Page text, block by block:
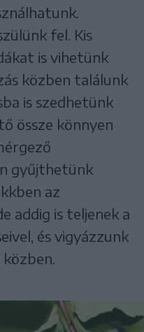
fel. Kis
is vihetünk
közben találunk
is szedhetünk
össze könnyen
gyűjthetünk
az
addig is teljenek a
és vigyázzunk